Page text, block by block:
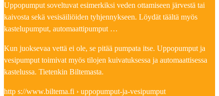
Uppopumput soveltuvat esimerkiksi veden ottamiseen järvestä tai
kaivosta sekä vesisäiliöiden tyhjennykseen. Löydät täältä myös
kastelupumput, automaattipumput …
Kun juoksevaa vettä ei ole, se pitää pumpata itse. Uppopumput ja
vesipumput toimivat myös tilojen kuivatuksessa ja automaattisessa
kastelussa. Tietenkin Biltemasta.
http s://www.biltema.fi › uppopumput-ja-vesipumput